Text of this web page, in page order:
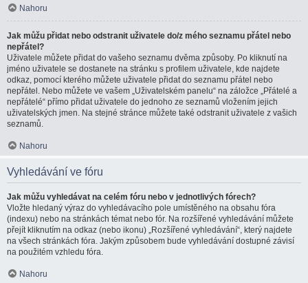
Nahoru
Jak můžu přidat nebo odstranit uživatele do/z mého seznamu přátel nebo
nepřátel?
Uživatele můžete přidat do vašeho seznamu dvěma způsoby. Po kliknutí na
jméno uživatele se dostanete na stránku s profilem uživatele, kde najdete
odkaz, pomocí kterého můžete uživatele přidat do seznamu přátel nebo
nepřátel. Nebo můžete ve vašem „Uživatelském panelu“ na záložce „Přátelé a
nepřátelé“ přímo přidat uživatele do jednoho ze seznamů vložením jejich
uživatelských jmen. Na stejné stránce můžete také odstranit uživatele z vašich
seznamů.
Nahoru
Vyhledávání ve fóru
Jak můžu vyhledávat na celém fóru nebo v jednotlivých fórech?
Vložte hledaný výraz do vyhledávacího pole umístěného na obsahu fóra
(indexu) nebo na stránkách témat nebo fór. Na rozšířené vyhledávání můžete
přejít kliknutím na odkaz (nebo ikonu) „Rozšířené vyhledávání“, který najdete
na všech stránkách fóra. Jakým způsobem bude vyhledávání dostupné závisí
na použitém vzhledu fóra.
Nahoru